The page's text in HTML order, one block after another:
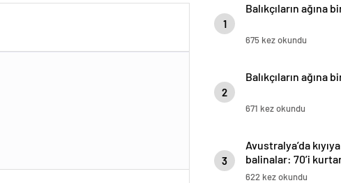
1
Balıkçıların ağına
675 kez okundu
2
Balıkçıların ağına
671 kez okundu
3
Avustralya’da
balinalar: 70’i
öldü
622 kez okundu